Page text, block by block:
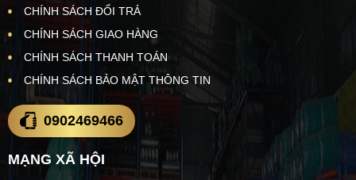
CHÍNH SÁCH ĐỔI TRẢ
CHÍNH SÁCH GIAO HÀNG
CHÍNH SÁCH THANH TOÁN
CHÍNH SÁCH BẢO MẬT THÔNG TIN
0902469466
MẠNG XÃ HỘI